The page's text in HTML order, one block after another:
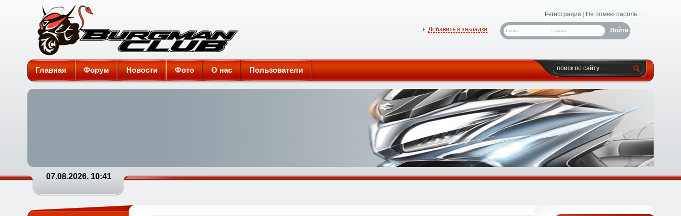
Burgman-Club
Регистрация Не помню пароль...
Логин: Пароль:
Добавить в закладки
Главная Форум Новости Фото О нас Пользователи
07.08.2026, 10:41